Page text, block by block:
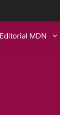
Editorial MDN